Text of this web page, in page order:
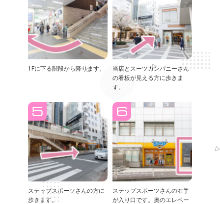
1Fに下る階段から降ります。
当店とスーツカンパニーさん
の看板が見える方に歩きま
す。
ステップスポーツさんの方に
歩きます。
ステップスポーツさんの右手
が入り口です。奥のエレベー